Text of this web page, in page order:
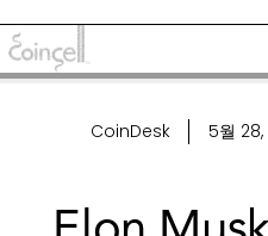
CoinDesk 5월